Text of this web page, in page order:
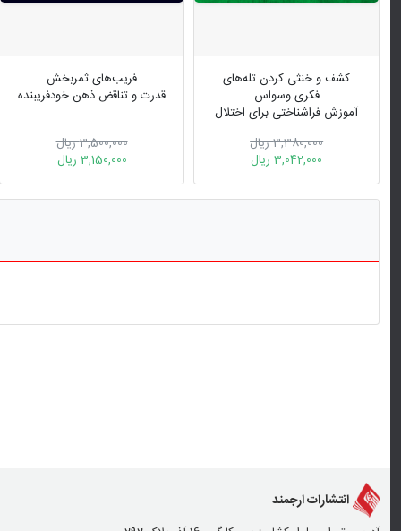
کشف و خنثی کردن تله‌های
فکری وسواس
آموزش فراشناختی برای اختلال
3,380,000 ریال
3,042,000 ریال
فریب‌های ثمربخش
قدرت و تناقض ذهن خودفریبنده
3,500,000 ریال
3,150,000 ریال
انتشارات ارجمند